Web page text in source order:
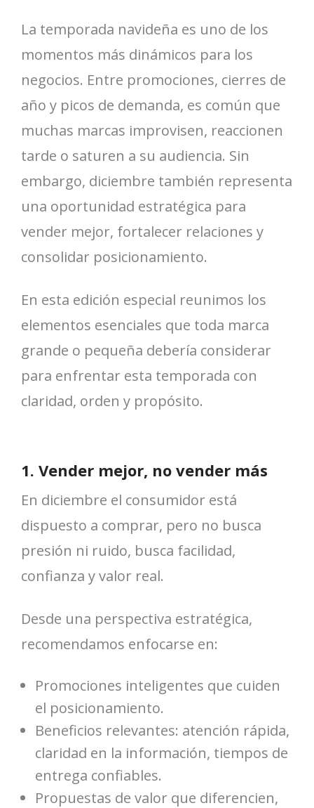
o
k
g
a
m
d
n
La temporada navideña es uno de los
momentos más dinámicos para los
negocios. Entre promociones, cierres de
año y picos de demanda, es común que
muchas marcas improvisen, reaccionen
tarde o saturen a su audiencia. Sin
embargo, diciembre también representa
una oportunidad estratégica para
vender mejor, fortalecer relaciones y
consolidar posicionamiento.
En esta edición especial reunimos los
elementos esenciales que toda marca
grande o pequeña debería considerar
para enfrentar esta temporada con
claridad, orden y propósito.
1. Vender mejor, no vender más
En diciembre el consumidor está
dispuesto a comprar, pero no busca
presión ni ruido, busca facilidad,
confianza y valor real.
Desde una perspectiva estratégica,
recomendamos enfocarse en:
Promociones inteligentes que cuiden
el posicionamiento.
Beneficios relevantes: atención rápida,
claridad en la información, tiempos de
entrega confiables.
Propuestas de valor que diferencien,